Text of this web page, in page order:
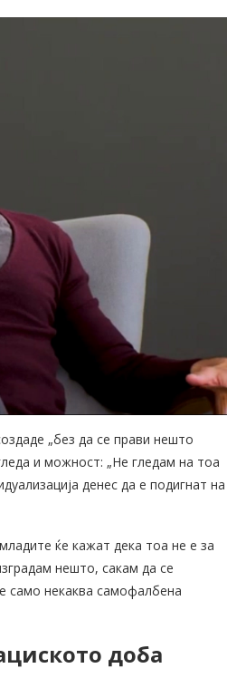
„без да се прави нешто
и можност: „Не гледам на тоа
денес да е подигнат на
ќе кажат дека тоа не е за
нешто, сакам да се
само некаква самофалбена
доба